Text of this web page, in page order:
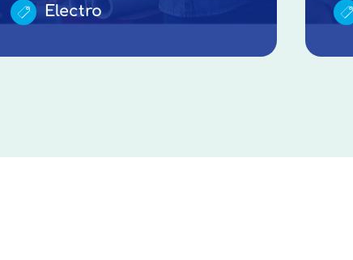
Electro